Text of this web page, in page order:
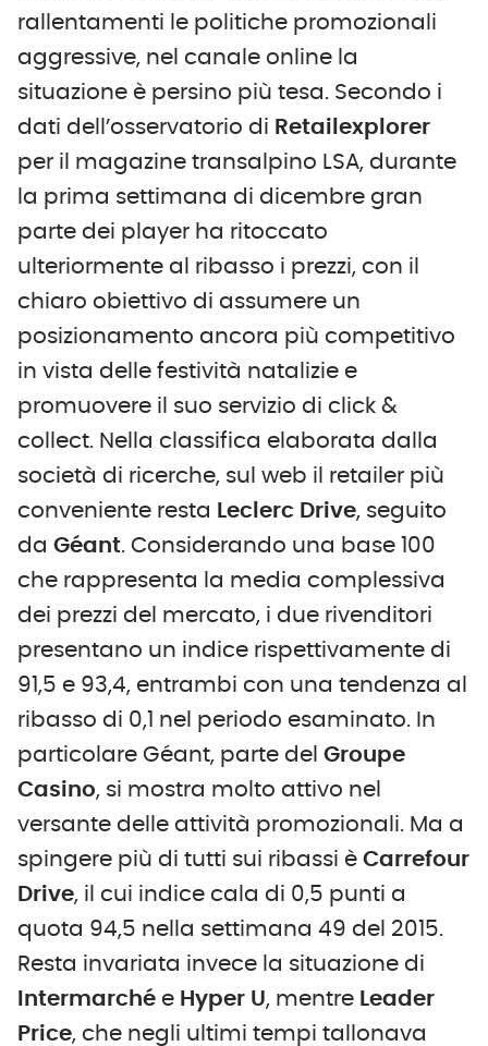
rallentamenti le politiche promozionali
aggressive, nel canale online la
situazione è persino più tesa. Secondo i
dati dell’osservatorio di Retailexplorer
per il magazine transalpino LSA, durante
la prima settimana di dicembre gran
parte dei player ha ritoccato
ulteriormente al ribasso i prezzi, con il
chiaro obiettivo di assumere un
posizionamento ancora più competitivo
in vista delle festività natalizie e
promuovere il suo servizio di click &
collect. Nella classifica elaborata dalla
società di ricerche, sul web il retailer più
conveniente resta Leclerc Drive, seguito
da Géant. Considerando una base 100
che rappresenta la media complessiva
dei prezzi del mercato, i due rivenditori
presentano un indice rispettivamente di
91,5 e 93,4, entrambi con una tendenza al
ribasso di 0,1 nel periodo esaminato. In
particolare Géant, parte del Groupe
Casino, si mostra molto attivo nel
versante delle attività promozionali. Ma a
spingere più di tutti sui ribassi è Carrefour
Drive, il cui indice cala di 0,5 punti a
quota 94,5 nella settimana 49 del 2015.
Resta invariata invece la situazione di
Intermarché e Hyper U, mentre Leader
Price, che negli ultimi tempi tallonava